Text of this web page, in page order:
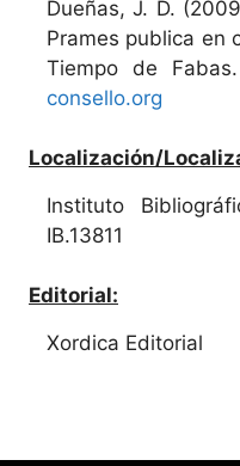
Dueñas, J. D.
Prames publica en
Tiempo de Fabas.
consello.org
Localización/
Instituto
IB.13811
Editorial:
Xordica Editorial